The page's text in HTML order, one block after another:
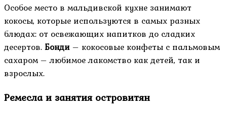
Особое место в мальдивской кухне занимают
кокосы, которые используются в самых разных
блюдах: от освежающих напитков до сладких
десертов.Бонди – кокосовые конфеты с пальмовым
сахаром – любимое лакомство как детей, так и
взрослых.
Ремесла и занятия островитян